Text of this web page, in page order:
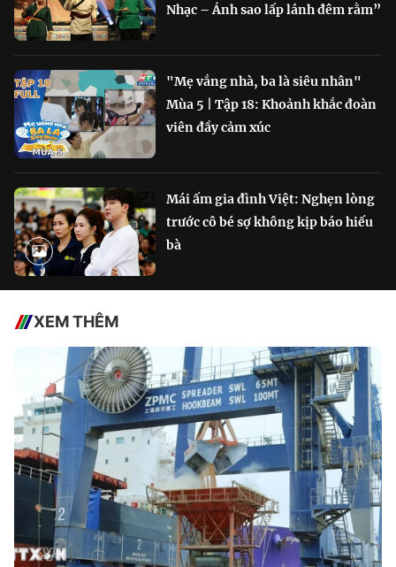
Nhạc – Ánh sao lấp lánh đêm rằm”
"Mẹ vắng nhà, ba là siêu nhân"
Mùa 5 | Tập 18: Khoảnh khắc đoàn
viên đầy cảm xúc
Mái ấm gia đình Việt: Nghẹn lòng
trước cô bé sợ không kịp báo hiếu
bà
XEM THÊM